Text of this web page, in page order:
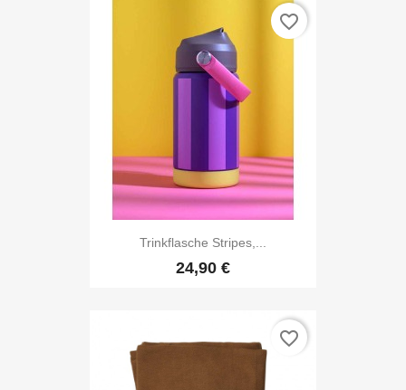
Trinkflasche Stripes,...
24,90 €
favorite_border
favorite_border